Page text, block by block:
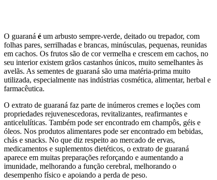
O guaraná é um arbusto sempre-verde, deitado ou trepador, com
folhas pares, serrilhadas e brancas, minúsculas, pequenas, reunidas
em cachos. Os frutos são de cor vermelha e crescem em cachos, no
seu interior existem grãos castanhos únicos, muito semelhantes às
avelãs. As sementes de guaraná são uma matéria-prima muito
utilizada, especialmente nas indústrias cosmética, alimentar, herbal e
farmacêutica.
O extrato de guaraná faz parte de inúmeros cremes e loções com
propriedades rejuvenescedoras, revitalizantes, reafirmantes e
anticelulíticas. Também pode ser encontrado em champôs, géis e
óleos. Nos produtos alimentares pode ser encontrado em bebidas,
chás e snacks. No que diz respeito ao mercado de ervas,
medicamentos e suplementos dietéticos, o extrato de guaraná
aparece em muitas preparações reforçando e aumentando a
imunidade, melhorando a função cerebral, melhorando o
desempenho físico e apoiando a perda de peso.